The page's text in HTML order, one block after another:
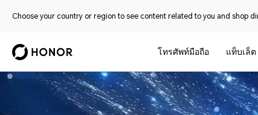
Choose your country or region to see content related to you and shop
โทรศัพท์มือถือ แท็บเล็ต